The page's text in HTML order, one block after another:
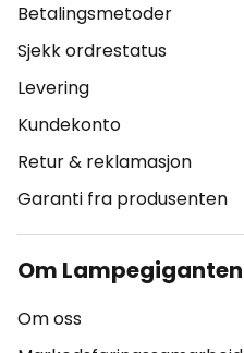
Betalingsmetoder
Sjekk ordrestatus
Levering
Kundekonto
Retur & reklamasjon
Garanti fra produsenten
Om Lampegiganten
Om oss